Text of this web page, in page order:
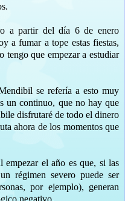
a partir del día 6 de enero
a fumar a tope estas fiestas,
tengo que empezar a estudiar
se refería a esto muy
un continuo, que no hay que
disfrutaré de todo el dinero
ahora de los momentos que
empezar el año es que, si las
régimen severo puede ser
por ejemplo), generan
negativo.